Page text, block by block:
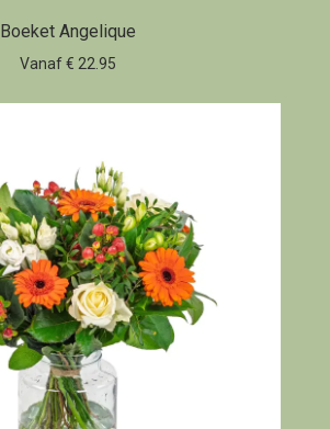
Boeket Angelique
Vanaf € 22.95